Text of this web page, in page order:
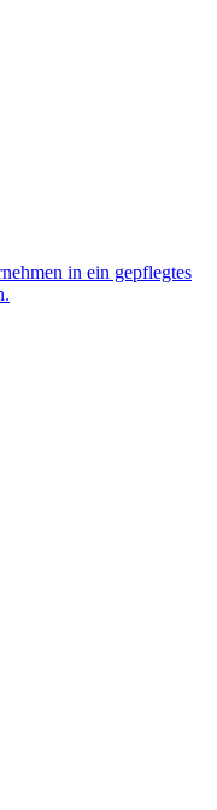
in ein gepflegtes